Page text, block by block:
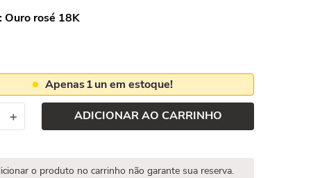
Ouro rosé 18K
Apenas1un em estoque!
＋ ADICIONAR AO CARRINHO
o produto no carrinho não garante sua reserva.